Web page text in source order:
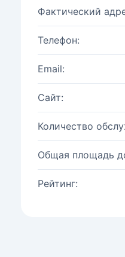
Фактический
Телефон:
Email:
Сайт:
Количество
Общая площадь
Рейтинг: